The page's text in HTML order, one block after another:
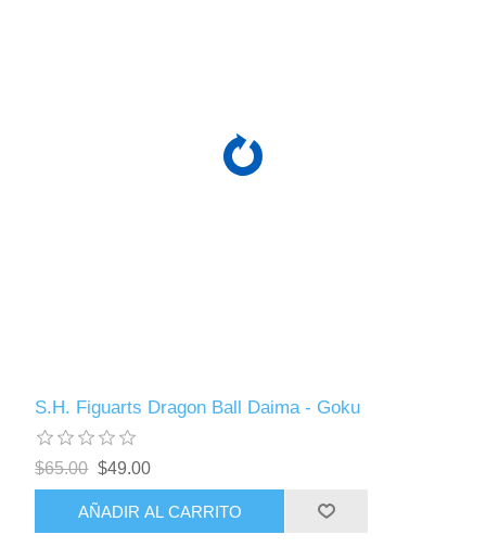
S.H. Figuarts Dragon Ball Daima - Goku
$65.00 $49.00
AÑADIR AL CARRITO